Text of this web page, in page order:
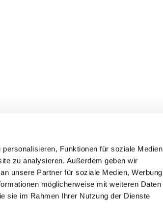
Funktionen für soziale Medien
zu analysieren. Außerdem geben wir
unsere Partner für soziale Medien, Werbung
möglicherweise mit weiteren Daten
sie im Rahmen Ihrer Nutzung der Dienste
Oderland-Spree